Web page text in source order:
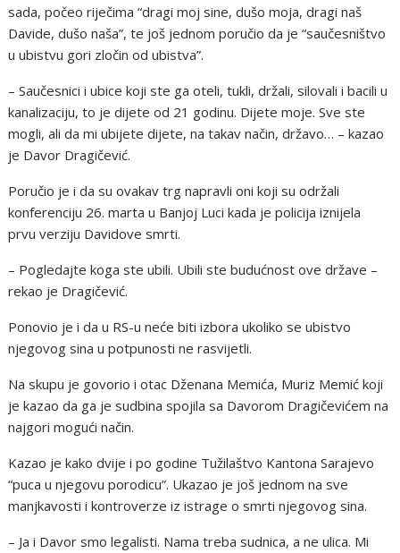
sada, počeo riječima “dragi moj sine, dušo moja, dragi naš
Davide, dušo naša”, te još jednom poručio da je “saučesništvo
u ubistvu gori zločin od ubistva”.
– Saučesnici i ubice koji ste ga oteli, tukli, držali, silovali i bacili u
kanalizaciju, to je dijete od 21 godinu. Dijete moje. Sve ste
mogli, ali da mi ubijete dijete, na takav način, državo… – kazao
je Davor Dragičević.
Poručio je i da su ovakav trg napravli oni koji su održali
konferenciju 26. marta u Banjoj Luci kada je policija iznijela
prvu verziju Davidove smrti.
– Pogledajte koga ste ubili. Ubili ste budućnost ove države –
rekao je Dragičević.
Ponovio je i da u RS-u neće biti izbora ukoliko se ubistvo
njegovog sina u potpunosti ne rasvijetli.
Na skupu je govorio i otac Dženana Memića, Muriz Memić koji
je kazao da ga je sudbina spojila sa Davorom Dragičevićem na
najgori mogući način.
Kazao je kako dvije i po godine Tužilaštvo Kantona Sarajevo
“puca u njegovu porodicu”. Ukazao je još jednom na sve
manjkavosti i kontroverze iz istrage o smrti njegovog sina.
– Ja i Davor smo legalisti. Nama treba sudnica, a ne ulica. Mi